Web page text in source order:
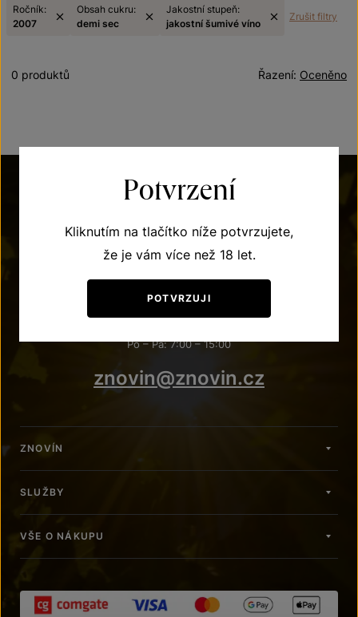
Ročník:
2007
Obsah cukru:
demi sec
Jakostní stupeň:
jakostní šumivé víno
Zrušit filtry
Oceněno
Řazení:
0 produktů
+420 515 266 620
Po – Pá: 7:00 – 15:00
znovin@znovin.cz
ZNOVÍN
SLUŽBY
VŠE O NÁKUPU
Potvrzení
Kliknutím na tlačítko níže potvrzujete,
že je vám více než 18 let.
POTVRZUJI